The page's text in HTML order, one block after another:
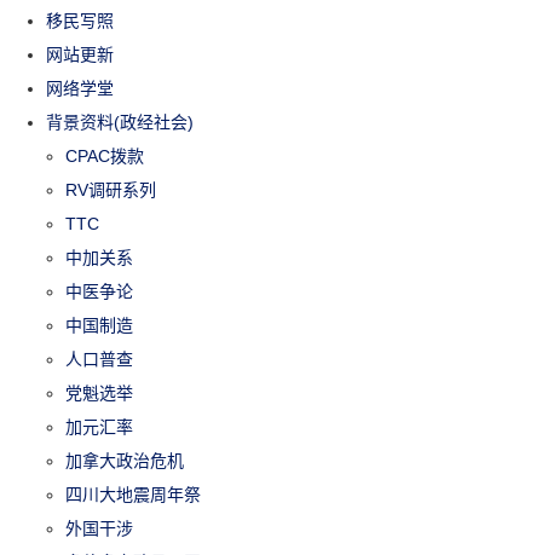
移民写照
网站更新
网络学堂
背景资料(政经社会)
CPAC拨款
RV调研系列
TTC
中加关系
中医争论
中国制造
人口普查
党魁选举
加元汇率
加拿大政治危机
四川大地震周年祭
外国干涉